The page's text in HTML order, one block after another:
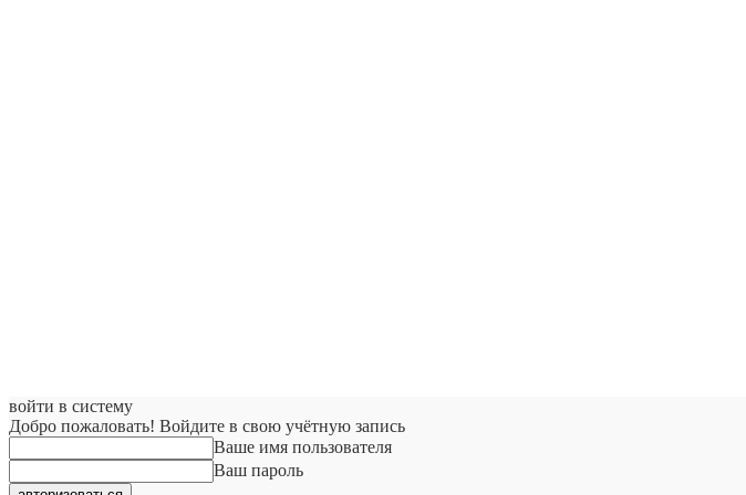
войти в систему
Добро пожаловать! Войдите в свою учётную запись
Ваше имя пользователя
Ваш пароль